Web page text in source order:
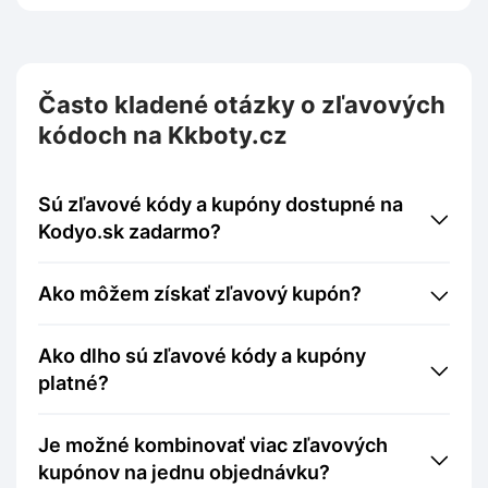
Často kladené otázky o zľavových
kódoch na Kkboty.cz
Sú zľavové kódy a kupóny dostupné na
Kodyo.sk zadarmo?
Ako môžem získať zľavový kupón?
Ako dlho sú zľavové kódy a kupóny
platné?
Je možné kombinovať viac zľavových
kupónov na jednu objednávku?